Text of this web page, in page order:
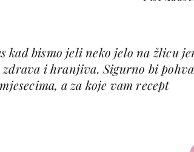
kad bismo jeli neko jelo na žlicu
zdrava i hranjiva. Sigurno bi
a za koje vam recept